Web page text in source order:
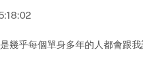
幾乎每個單身多年的人都會跟